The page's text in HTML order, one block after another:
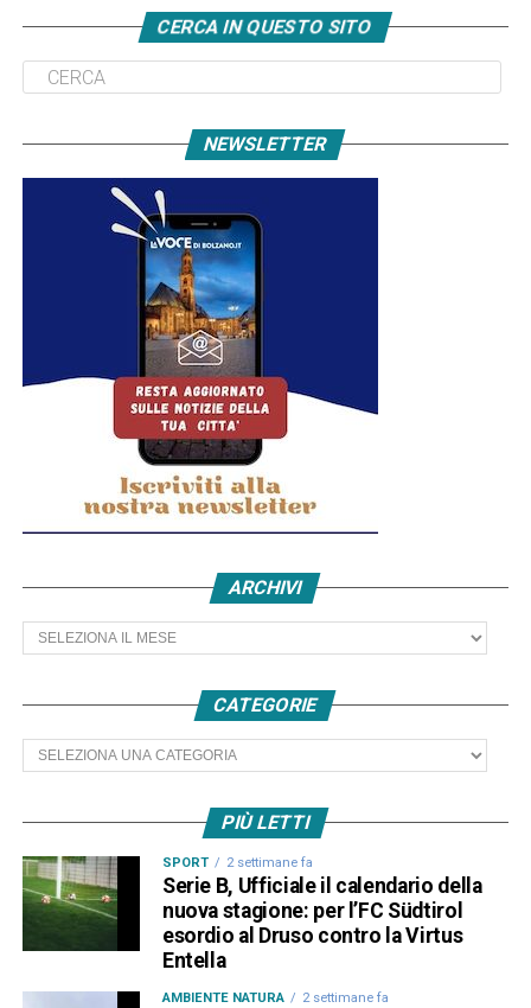
CERCA IN QUESTO SITO
NEWSLETTER
ARCHIVI
Archivi
CATEGORIE
Categorie
PIÙ LETTI
SPORT 2 settimane fa
Serie B, Ufficiale il calendario della
nuova stagione: per l’FC Südtirol
esordio al Druso contro la Virtus
Entella
AMBIENTE NATURA 2 settimane fa